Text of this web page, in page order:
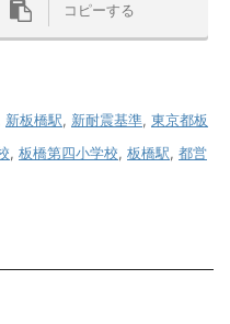
コピーする
新板橋駅, 新耐震基準, 東京都板
, 板橋第四小学校, 板橋駅, 都営